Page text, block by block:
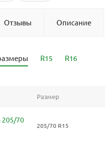
Отзывы Описание
R15 R16
Размер
205/70
205/70 R15